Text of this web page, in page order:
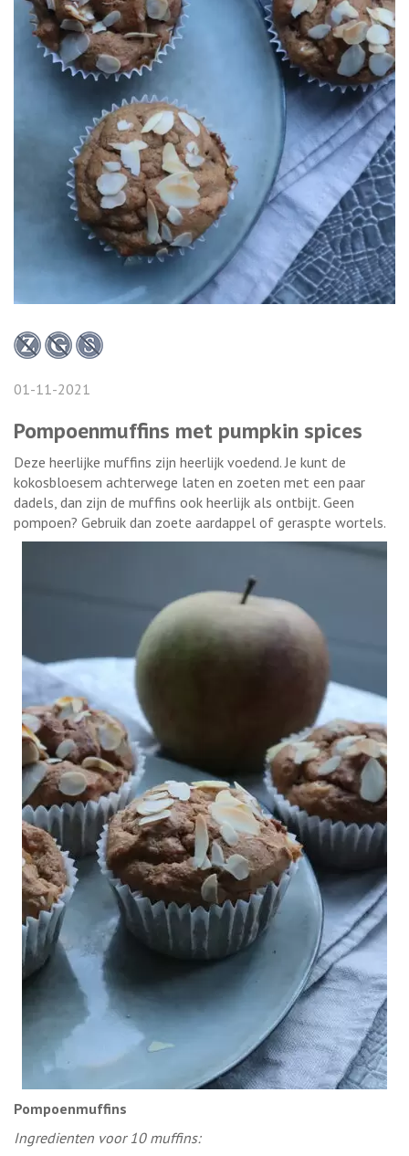
01-11-2021
Pompoenmuffins met pumpkin spices
Deze heerlijke muffins zijn heerlijk voedend. Je kunt de
kokosbloesem achterwege laten en zoeten met een paar
dadels, dan zijn de muffins ook heerlijk als ontbijt. Geen
pompoen? Gebruik dan zoete aardappel of geraspte wortels.
Pompoenmuffins
Ingredienten voor 10 muffins: